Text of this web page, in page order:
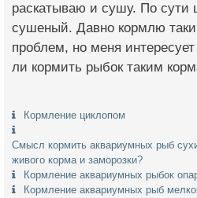
раскатываю и сушу. По сути
сушеный. Давно кормлю
проблем, но меня
ли кормить рыбок таким
Кормление циклопом
Смысл кормить аквариумных рыб
живого корма и заморозки?
Кормление аквариумных рыбок
Кормление аквариумных рыб